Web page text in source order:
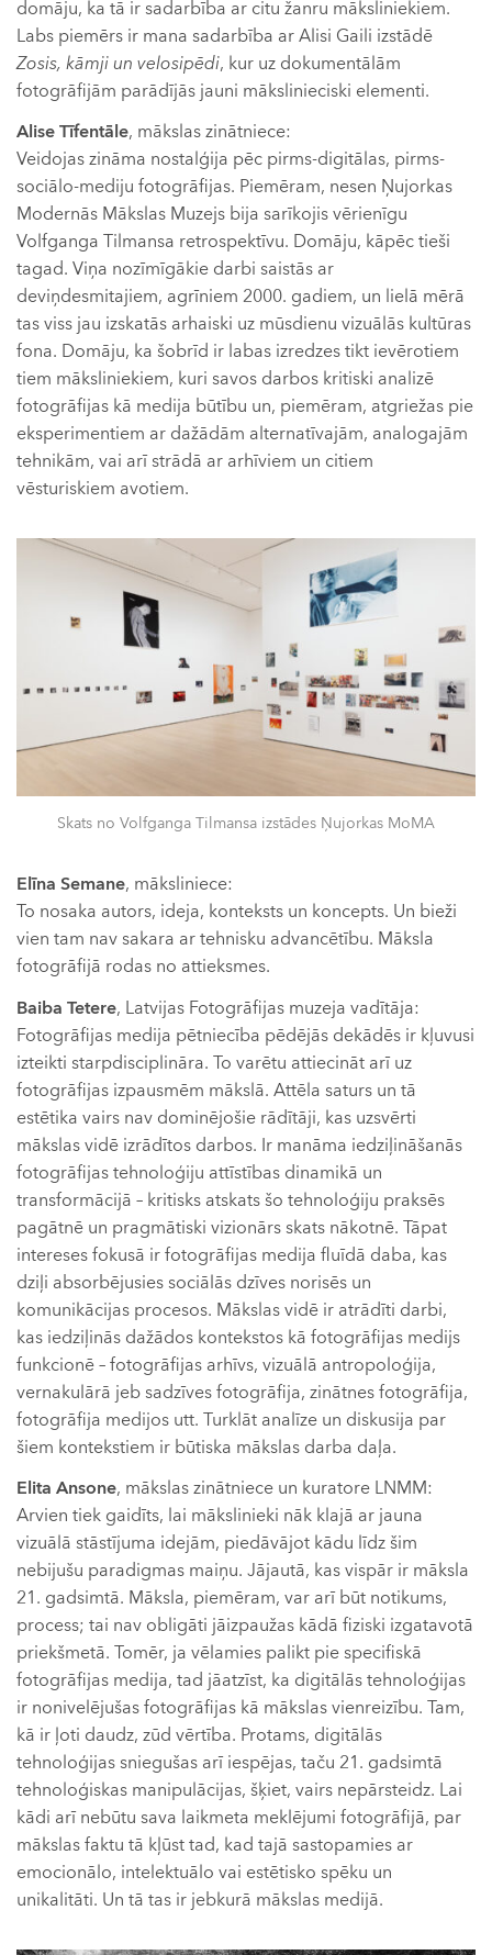
domāju, ka tā ir sadarbība ar citu žanru māksliniekiem.
Labs piemērs ir mana sadarbība ar Alisi Gaili izstādē
Zosis, kāmji un velosipēdi, kur uz dokumentālām
fotogrāfijām parādījās jauni mākslinieciski elementi.
Alise Tīfentāle, mākslas zinātniece:
Veidojas zināma nostalģija pēc pirms-digitālas, pirms-
sociālo-mediju fotogrāfijas. Piemēram, nesen Ņujorkas
Modernās Mākslas Muzejs bija sarīkojis vērienīgu
Volfganga Tilmansa retrospektīvu. Domāju, kāpēc tieši
tagad. Viņa nozīmīgākie darbi saistās ar
deviņdesmitajiem, agrīniem 2000. gadiem, un lielā mērā
tas viss jau izskatās arhaiski uz mūsdienu vizuālās kultūras
fona. Domāju, ka šobrīd ir labas izredzes tikt ievērotiem
tiem māksliniekiem, kuri savos darbos kritiski analizē
fotogrāfijas kā medija būtību un, piemēram, atgriežas pie
eksperimentiem ar dažādām alternatīvajām, analogajām
tehnikām, vai arī strādā ar arhīviem un citiem
vēsturiskiem avotiem.
Skats no Volfganga Tilmansa izstādes Ņujorkas MoMA
Elīna Semane, māksliniece:
To nosaka autors, ideja, konteksts un koncepts. Un bieži
vien tam nav sakara ar tehnisku advancētību. Māksla
fotogrāfijā rodas no attieksmes.
Baiba Tetere, Latvijas Fotogrāfijas muzeja vadītāja:
Fotogrāfijas medija pētniecība pēdējās dekādēs ir kļuvusi
izteikti starpdisciplināra. To varētu attiecināt arī uz
fotogrāfijas izpausmēm mākslā. Attēla saturs un tā
estētika vairs nav dominējošie rādītāji, kas uzsvērti
mākslas vidē izrādītos darbos. Ir manāma iedziļināšanās
fotogrāfijas tehnoloģiju attīstības dinamikā un
transformācijā – kritisks atskats šo tehnoloģiju praksēs
pagātnē un pragmātiski vizionārs skats nākotnē. Tāpat
intereses fokusā ir fotogrāfijas medija fluīdā daba, kas
dziļi absorbējusies sociālās dzīves norisēs un
komunikācijas procesos. Mākslas vidē ir atrādīti darbi,
kas iedziļinās dažādos kontekstos kā fotogrāfijas medijs
funkcionē – fotogrāfijas arhīvs, vizuālā antropoloģija,
vernakulārā jeb sadzīves fotogrāfija, zinātnes fotogrāfija,
fotogrāfija medijos utt. Turklāt analīze un diskusija par
šiem kontekstiem ir būtiska mākslas darba daļa.
Elita Ansone, mākslas zinātniece un kuratore LNMM:
Arvien tiek gaidīts, lai mākslinieki nāk klajā ar jauna
vizuālā stāstījuma idejām, piedāvājot kādu līdz šim
nebijušu paradigmas maiņu. Jājautā, kas vispār ir māksla
21. gadsimtā. Māksla, piemēram, var arī būt notikums,
process; tai nav obligāti jāizpaužas kādā fiziski izgatavotā
priekšmetā. Tomēr, ja vēlamies palikt pie specifiskā
fotogrāfijas medija, tad jāatzīst, ka digitālās tehnoloģijas
ir nonivelējušas fotogrāfijas kā mākslas vienreizību. Tam,
kā ir ļoti daudz, zūd vērtība. Protams, digitālās
tehnoloģijas sniegušas arī iespējas, taču 21. gadsimtā
tehnoloģiskas manipulācijas, šķiet, vairs nepārsteidz. Lai
kādi arī nebūtu sava laikmeta meklējumi fotogrāfijā, par
mākslas faktu tā kļūst tad, kad tajā sastopamies ar
emocionālo, intelektuālo vai estētisko spēku un
unikalitāti. Un tā tas ir jebkurā mākslas medijā.